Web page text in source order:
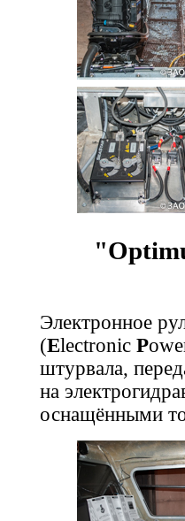
Электронное
(Electronic P
штурвала,
на
оснащёнными